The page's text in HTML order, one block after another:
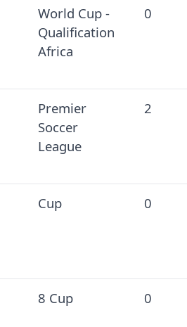
World Cup -
Qualification
Africa
0
Premier
Soccer
League
2
Cup 0
8 Cup 0